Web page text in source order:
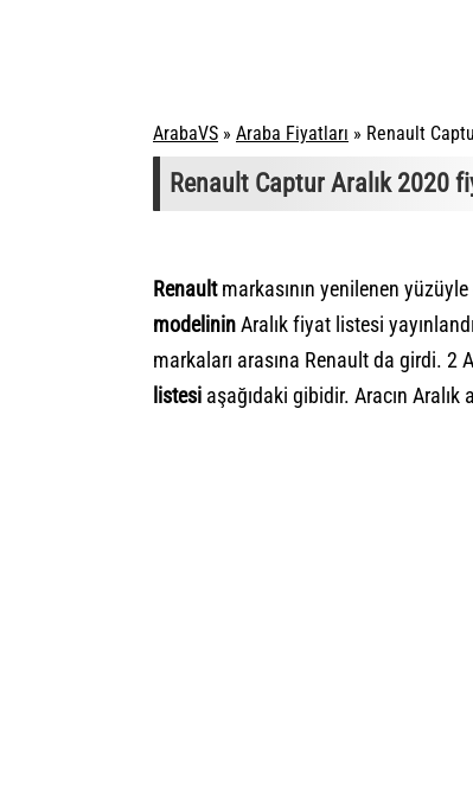
ArabaVS » Araba Fiyatları » Renault
Renault Captur Aralık 2020
Renaultmarkasının yenilenen
modelininAralık fiyat listesi
markaları arasına Renault da girdi.
listesi aşağıdaki gibidir. Aracın Aralık